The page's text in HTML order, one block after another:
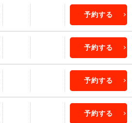
予約する
予約する
予約する
予約する